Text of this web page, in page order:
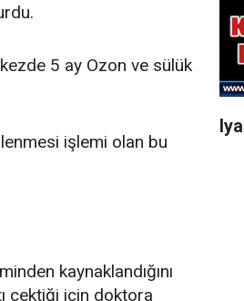
5 ay Ozon ve sülük
işlemi olan bu
kaynaklandığını
çektiği için doktora